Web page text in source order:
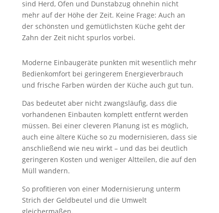
sind Herd, Ofen und Dunstabzug ohnehin nicht
mehr auf der Höhe der Zeit. Keine Frage: Auch an
der schönsten und gemütlichsten Küche geht der
Zahn der Zeit nicht spurlos vorbei.
Moderne Einbaugeräte punkten mit wesentlich mehr
Bedienkomfort bei geringerem Energieverbrauch
und frische Farben würden der Küche auch gut tun.
Das bedeutet aber nicht zwangsläufig, dass die
vorhandenen Einbauten komplett entfernt werden
müssen. Bei einer cleveren Planung ist es möglich,
auch eine ältere Küche so zu modernisieren, dass sie
anschließend wie neu wirkt – und das bei deutlich
geringeren Kosten und weniger Altteilen, die auf den
Müll wandern.
So profitieren von einer Modernisierung unterm
Strich der Geldbeutel und die Umwelt